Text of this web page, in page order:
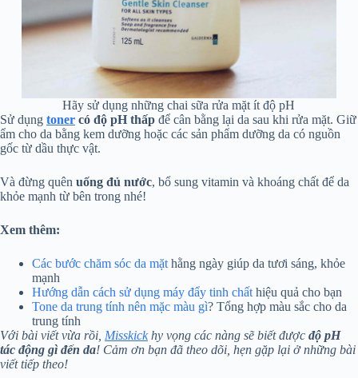
Hãy sử dụng những chai sữa rửa mặt ít độ pH
Sử dụng toner có độ pH thấp để cân bằng lại da sau khi rửa mặt. Giữ
ẩm cho da bằng kem dưỡng hoặc các sản phẩm dưỡng da có nguồn
gốc từ dầu thực vật.
Và đừng quên uống đủ nước, bổ sung vitamin và khoáng chất để da
khỏe mạnh từ bên trong nhé!
Xem thêm:
Các bước chăm sóc da mặt hằng ngày giúp da tươi sáng, khỏe
mạnh
Hướng dẫn cách sử dụng máy đẩy tinh chất hiệu quả cho bạn
Tone da trung tính nên mặc màu gì? Tổng hợp màu sắc cho da
trung tính
Với bài viết vừa rồi, Misskickhy vọng các nàng sẽ biết được độ pH
tác động gì đến da! Cảm ơn bạn đã theo dõi, hẹn gặp lại ở những bài
viết tiếp theo!